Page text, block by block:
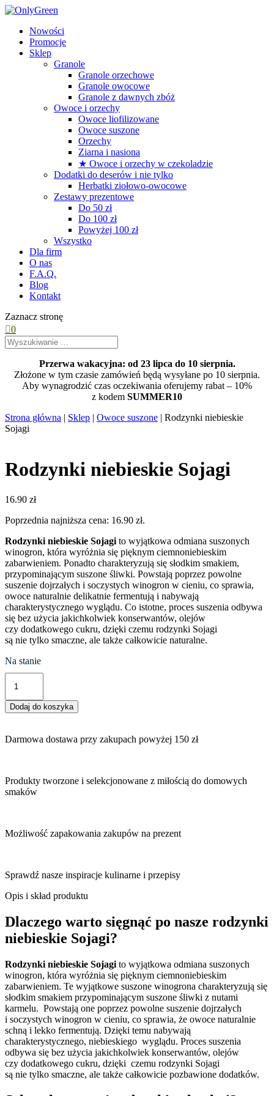
Nowości
Promocje
Sklep
Granole
Granole orzechowe
Granole owocowe
Granole z dawnych zbóż
Owoce i orzechy
Owoce liofilizowane
Owoce suszone
Orzechy
Ziarna i nasiona
★ Owoce i orzechy w czekoladzie
Dodatki do deserów i nie tylko
Herbatki ziołowo-owocowe
Zestawy prezentowe
Do 50 zł
Do 100 zł
Powyżej 100 zł
Wszystko
Dla firm
O nas
F.A.Q.
Blog
Kontakt
Zaznacz stronę
0
Przerwa wakacyjna: od 23 lipca do 10 sierpnia.
Złożone w tym czasie zamówień będą wysyłane po 10 sierpnia.
Aby wynagrodzić czas oczekiwania oferujemy rabat – 10%
z kodem SUMMER10
Strona główna | Sklep | Owoce suszone | Rodzynki niebieskie
Sojagi
Rodzynki niebieskie Sojagi
16.90 zł
Poprzednia najniższa cena: 16.90 zł.
Rodzynki niebieskie Sojagi to wyjątkowa odmiana suszonych
winogron, która wyróżnia się pięknym ciemnoniebieskim
zabarwieniem. Ponadto charakteryzują się słodkim smakiem,
przypominającym suszone śliwki. Powstają poprzez powolne
suszenie dojrzałych i soczystych winogron w cieniu, co sprawia,
owoce naturalnie delikatnie fermentują i nabywają
charakterystycznego wyglądu. Co istotne, proces suszenia odbywa
się bez użycia jakichkolwiek konserwantów, olejów
czy dodatkowego cukru, dzięki czemu rodzynki Sojagi
są nie tylko smaczne, ale także całkowicie naturalne.
Na stanie
Rodzynki
niebieskie
Sojagi
Dodaj do koszyka
Darmowa dostawa przy zakupach powyżej 150 zł
Produkty tworzone i selekcjonowane z miłością do domowych
smaków
Możliwość zapakowania zakupów na prezent
Sprawdź nasze inspiracje kulinarne i przepisy
Opis i skład produktu
Dlaczego warto sięgnąć po nasze rodzynki
niebieskie Sojagi?
Rodzynki niebieskie Sojagi to wyjątkowa odmiana suszonych
winogron, która wyróżnia się pięknym ciemnoniebieskim
zabarwieniem. Te wyjątkowe suszone winogrona charakteryzują się
słodkim smakiem przypominającym suszone śliwki z nutami
karmelu. Powstają one poprzez powolne suszenie dojrzałych
i soczystych winogron w cieniu, co sprawia, że owoce naturalnie
schną i lekko fermentują. Dzięki temu nabywają
charakterystycznego, niebieskiego wyglądu. Proces suszenia
odbywa się bez użycia jakichkolwiek konserwantów, olejów
czy dodatkowego cukru, dzięki czemu rodzynki Sojagi
są nie tylko smaczne, ale także całkowicie pozbawione dodatków.